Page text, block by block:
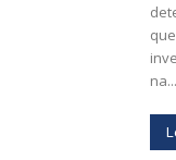
na...